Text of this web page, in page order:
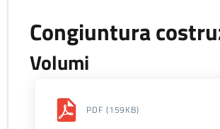
Congiuntura
Volumi
PDF (159KB)